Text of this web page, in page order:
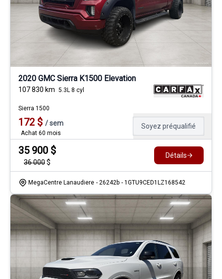
2020 GMC Sierra K1500 Elevation
107 830 km 5.3L 8 cyl
Sierra 1500
172 $ /sem
Achat 60 mois
Soyez préqualifié
35 900 $
36 000$
Détails
MegaCentre Lanaudiere - 26242b - 1GTU9CED1LZ168542